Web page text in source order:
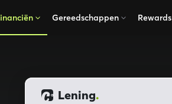
Gereedschappen Rewards
Lening.